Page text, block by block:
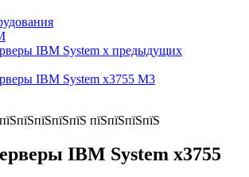
IBM System x предыдущих
IBM System x3755 M3
IBM System x3755